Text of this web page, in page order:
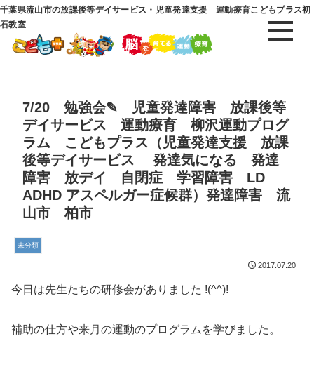
千葉県流山市の放課後等デイサービス・児童発達支援 運動療育こどもプラス初
石教室
7/20 勉強会✎ 児童発達障害 放課後等
デイサービス 運動療育 柳沢運動プログ
ラム こどもプラス（児童発達支援 放課
後等デイサービス 発達気になる 発達
障害 放デイ 自閉症 学習障害 LD
ADHD アスペルガー症候群）発達障害 流
山市 柏市
未分類
2017.07.20
今日は先生たちの研修会がありました !(^^)!
補助の仕方や来月の運動のプログラムを学びました。